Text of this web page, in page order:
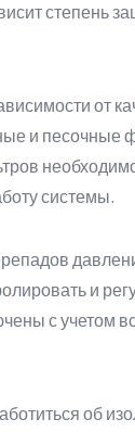
степень
от
и
системы.
и
с учетом
об